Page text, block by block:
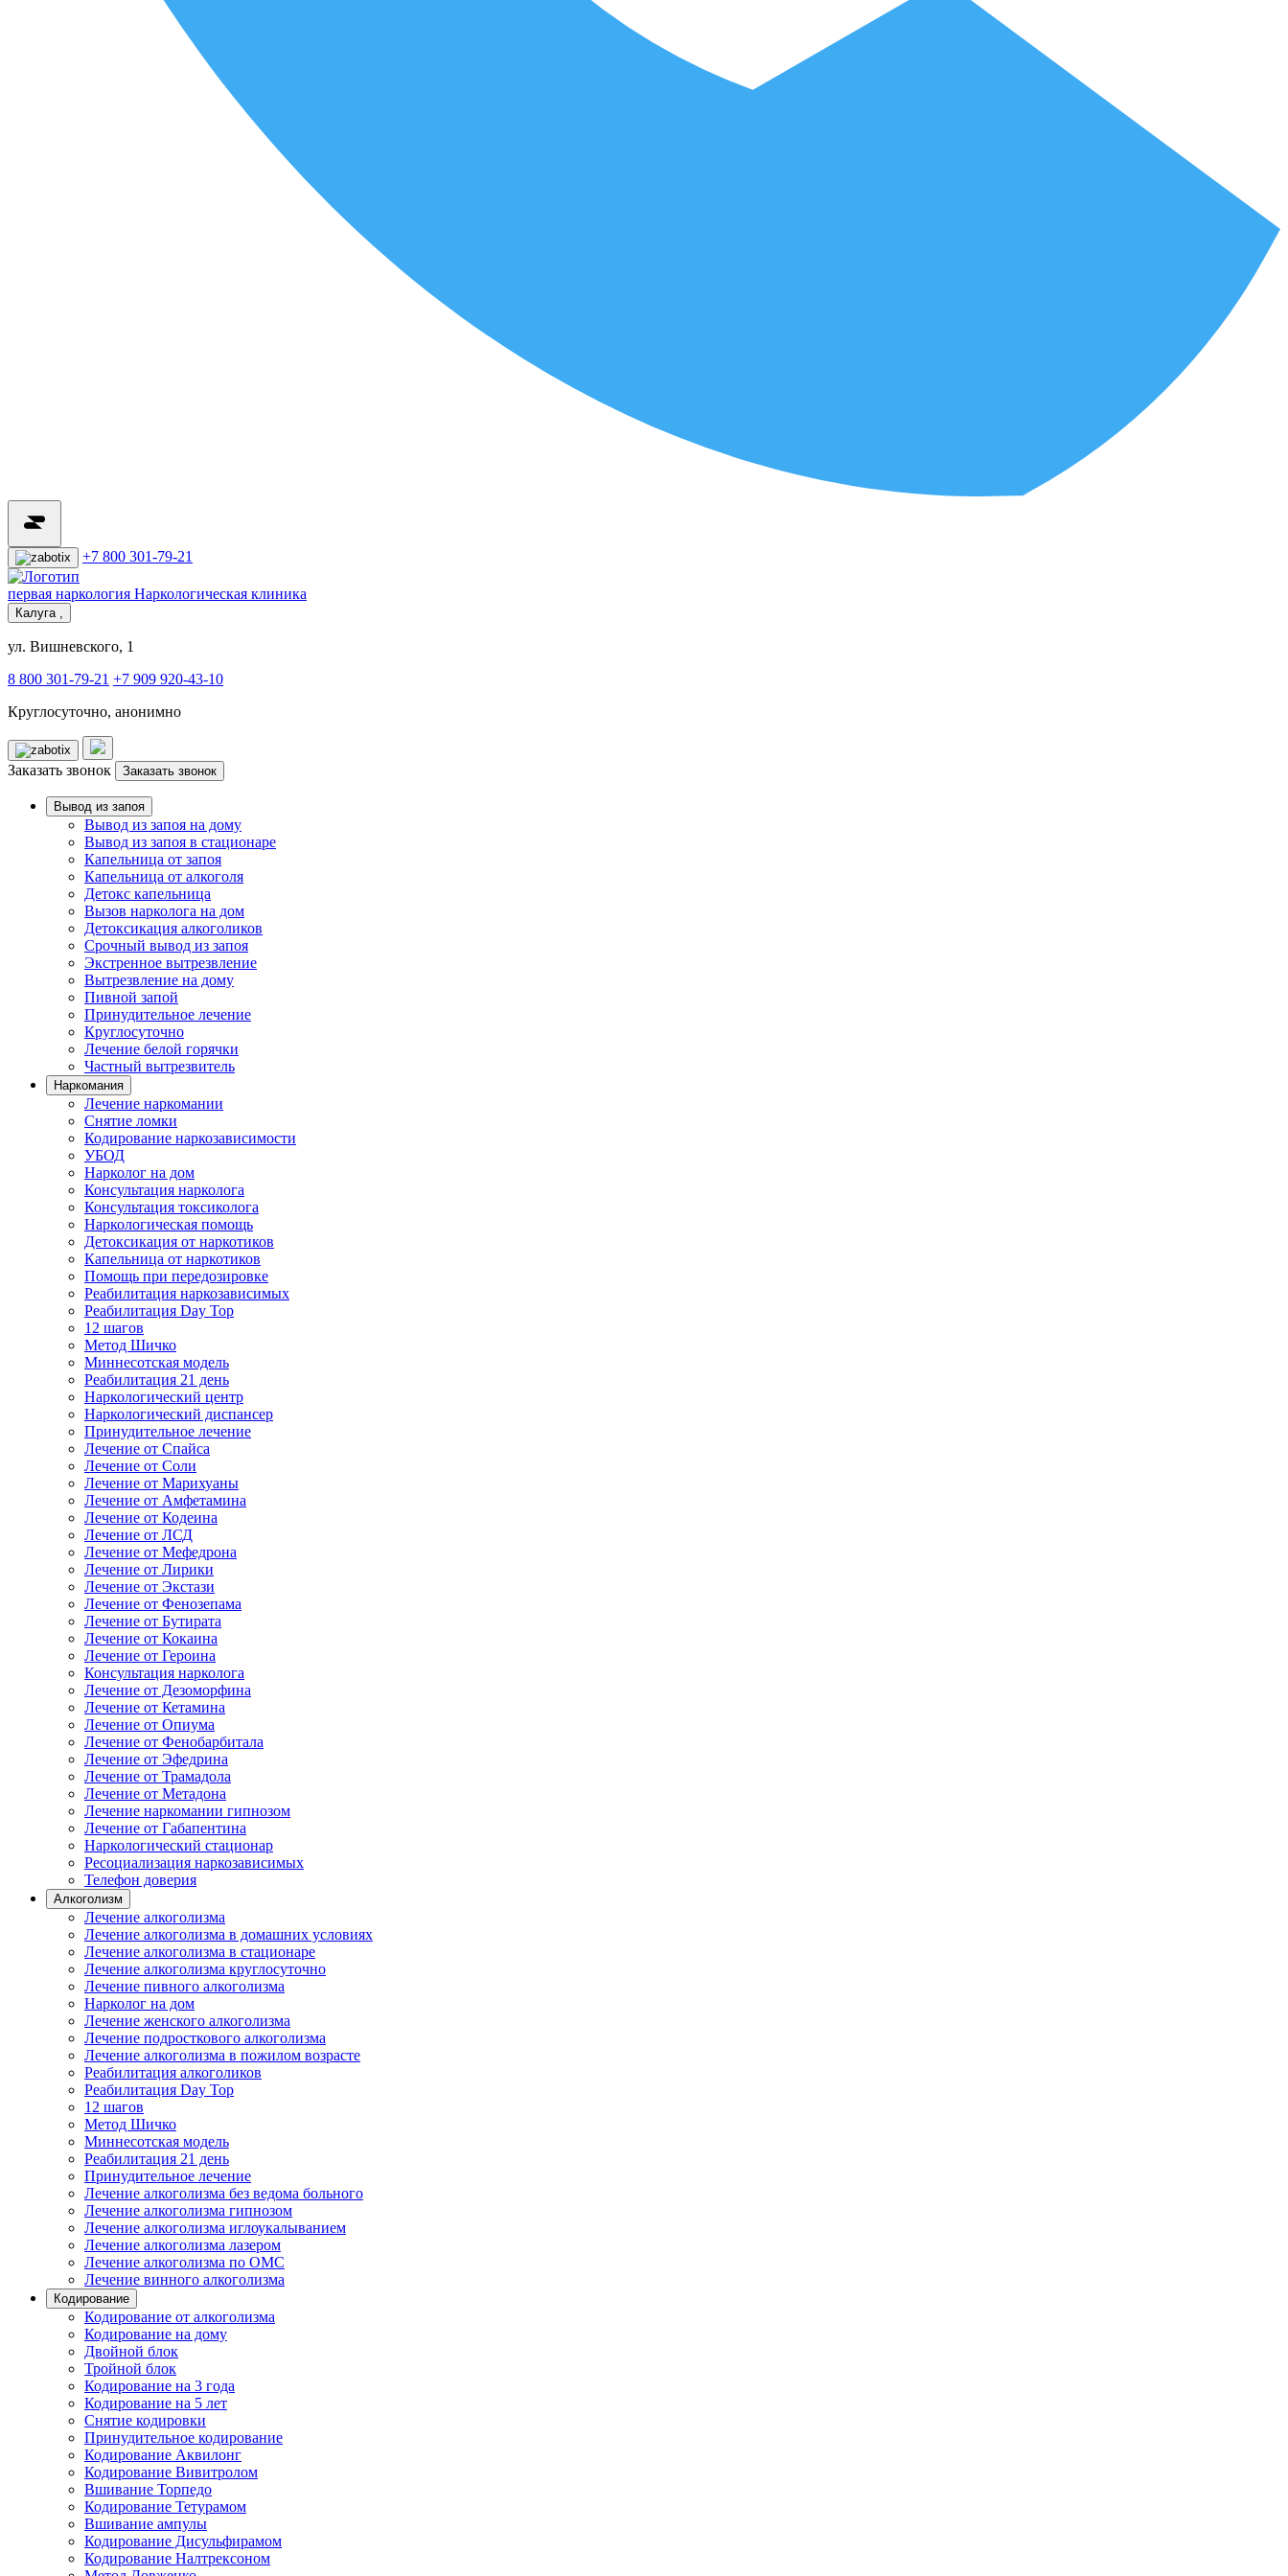
+7 800 301-79-21
первая наркология Наркологическая клиника
Калуга ,
ул. Вишневского, 1
8 800 301-79-21 +7 909 920-43-10
Круглосуточно, анонимно
Заказать звонок Заказать звонок
Вывод из запоя
Вывод из запоя на дому
Вывод из запоя в стационаре
Капельница от запоя
Капельница от алкоголя
Детокс капельница
Вызов нарколога на дом
Детоксикация алкоголиков
Срочный вывод из запоя
Экстренное вытрезвление
Вытрезвление на дому
Пивной запой
Принудительное лечение
Круглосуточно
Лечение белой горячки
Частный вытрезвитель
Наркомания
Лечение наркомании
Снятие ломки
Кодирование наркозависимости
УБОД
Нарколог на дом
Консультация нарколога
Консультация токсиколога
Наркологическая помощь
Детоксикация от наркотиков
Капельница от наркотиков
Помощь при передозировке
Реабилитация наркозависимых
Реабилитация Day Top
12 шагов
Метод Шичко
Миннесотская модель
Реабилитация 21 день
Наркологический центр
Наркологический диспансер
Принудительное лечение
Лечение от Спайса
Лечение от Соли
Лечение от Марихуаны
Лечение от Амфетамина
Лечение от Кодеина
Лечение от ЛСД
Лечение от Мефедрона
Лечение от Лирики
Лечение от Экстази
Лечение от Фенозепама
Лечение от Бутирата
Лечение от Кокаина
Лечение от Героина
Консультация нарколога
Лечение от Дезоморфина
Лечение от Кетамина
Лечение от Опиума
Лечение от Фенобарбитала
Лечение от Эфедрина
Лечение от Трамадола
Лечение от Метадона
Лечение наркомании гипнозом
Лечение от Габапентина
Наркологический стационар
Ресоциализация наркозависимых
Телефон доверия
Алкоголизм
Лечение алкоголизма
Лечение алкоголизма в домашних условиях
Лечение алкоголизма в стационаре
Лечение алкоголизма круглосуточно
Лечение пивного алкоголизма
Нарколог на дом
Лечение женского алкоголизма
Лечение подросткового алкоголизма
Лечение алкоголизма в пожилом возрасте
Реабилитация алкоголиков
Реабилитация Day Top
12 шагов
Метод Шичко
Миннесотская модель
Реабилитация 21 день
Принудительное лечение
Лечение алкоголизма без ведома больного
Лечение алкоголизма гипнозом
Лечение алкоголизма иглоукалыванием
Лечение алкоголизма лазером
Лечение алкоголизма по ОМС
Лечение винного алкоголизма
Кодирование
Кодирование от алкоголизма
Кодирование на дому
Двойной блок
Тройной блок
Кодирование на 3 года
Кодирование на 5 лет
Снятие кодировки
Принудительное кодирование
Кодирование Аквилонг
Кодирование Вивитролом
Вшивание Торпедо
Кодирование Тетурамом
Вшивание ампулы
Кодирование Дисульфирамом
Кодирование Налтрексоном